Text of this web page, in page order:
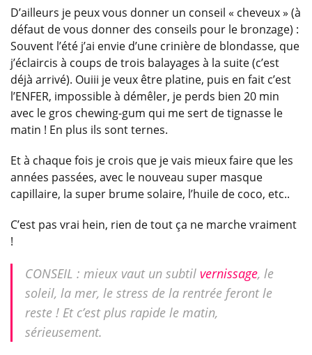
D’ailleurs je peux vous donner un conseil « cheveux » (à
défaut de vous donner des conseils pour le bronzage) :
Souvent l’été j’ai envie d’une crinière de blondasse, que
j’éclaircis à coups de trois balayages à la suite (c’est
déjà arrivé). Ouiii je veux être platine, puis en fait c’est
l’ENFER, impossible à démêler, je perds bien 20 min
avec le gros chewing-gum qui me sert de tignasse le
matin ! En plus ils sont ternes.
Et à chaque fois je crois que je vais mieux faire que les
années passées, avec le nouveau super masque
capillaire, la super brume solaire, l’huile de coco, etc..
C’est pas vrai hein, rien de tout ça ne marche vraiment
!
CONSEIL : mieux vaut un subtil vernissage, le
soleil, la mer, le stress de la rentrée feront le
reste ! Et c’est plus rapide le matin,
sérieusement.